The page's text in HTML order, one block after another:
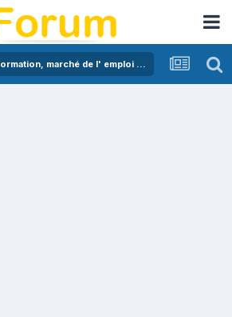
Conseils orientation et formation, marché de l' emploi en géologie